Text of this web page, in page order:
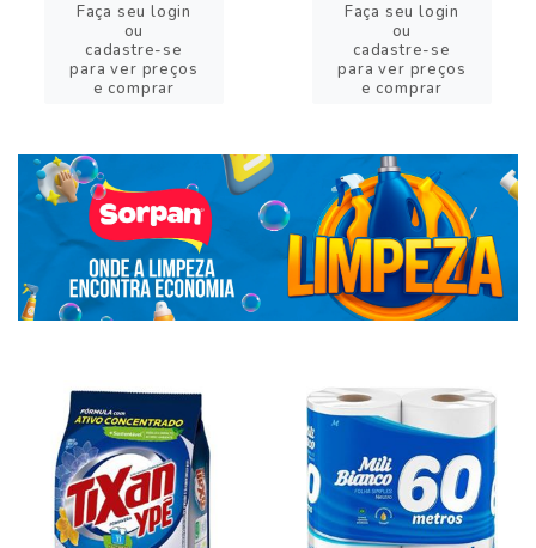
Faça seu login
ou
cadastre-se
para ver preços
e comprar
Faça seu login
ou
cadastre-se
para ver preços
e comprar